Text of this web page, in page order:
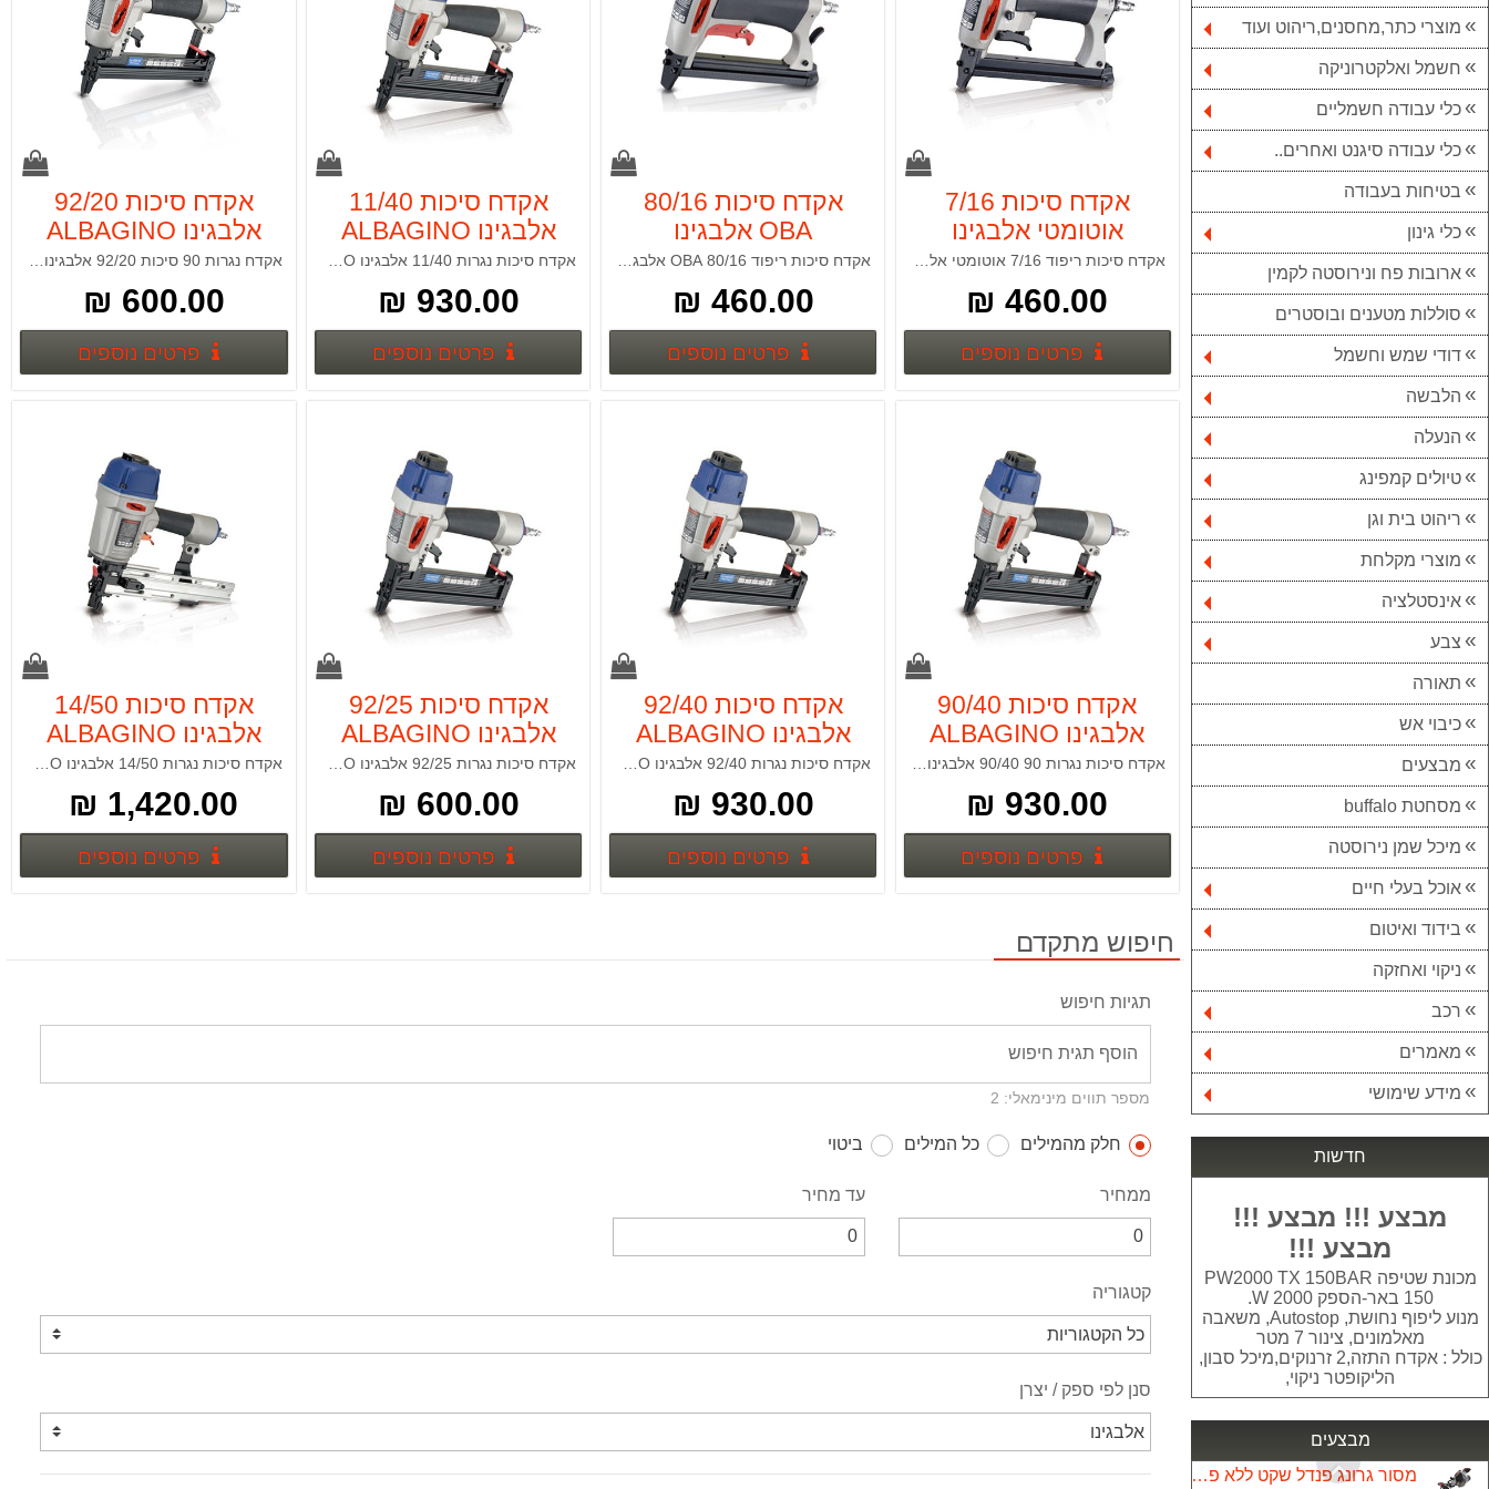
מוצרי כתר,מחסנים,ריהוט ועוד
חשמל ואלקטרוניקה
כלי עבודה חשמליים
כלי עבודה סיגנט ואחרים..
בטיחות בעבודה
כלי גינון
ארובות פח ונירוסטה לקמין
סוללות מטענים ובוסטרים
דודי שמש וחשמל
הלבשה
הנעלה
טיולים קמפינג
ריהוט בית וגן
מוצרי מקלחת
אינסטלציה
צבע
תאורה
כיבוי אש
מבצעים
מסחטת buffalo
מיכל שמן נירוסטה
אוכל בעלי חיים
בידוד ואיטום
ניקוי ואחזקה
רכב
מאמרים
מידע שימושי
חדשות
מבצע !!! מבצע !!!
מבצע !!!
מכונת שטיפה PW2000 TX 150BAR
150 באר-הספק W 2000.
מנוע ליפוף נחושת, Autostop, משאבה
מאלמונים, צינור 7 מטר
כולל : אקדח התזה,2 זרנוקים,מיכל סבון,
הליקופטר ניקוי,
מבצעים
תיק כלי עבודה כולל מגוון של 18 כלי עבודה לבית 81510
208.00 ₪
199.00 ₪
499.00 ₪
אוהל איגלו ל 4 אנשים
99.00 ₪
599.00 ₪
399.00 ₪
מסור גרונג פנדל שקט ללא פחמים "10 MS255IL TARGET
אקדח סיכות 7/16
אוטומטי אלבגינו
ALBAGINO
460.00 ₪
פרטים נוספיםפרטים נוספים
אקדח סיכות 80/16
OBA אלבגינו
ALBAGINO
אקדח סיכות ריפוד 80/16 OBA אלבגינו ALBAGINO
460.00 ₪
פרטים נוספים
אקדח סיכות 11/40
אלבגינו ALBAGINO
אקדח סיכות נגרות 11/40 אלבגינו ALBAGINO
930.00 ₪
פרטים נוספים
אקדח סיכות 92/20
אלבגינו ALBAGINO
600.00 ₪
פרטים נוספיםפרטים
אקדח סיכות 90/40
אלבגינו ALBAGINO
אקדח סיכות נגרות 90 90/40 אלבגינו ALBAGINO
930.00 ₪
פרטים נוספיםפרטים נוספים
אקדח סיכות 92/40
אלבגינו ALBAGINO
אקדח סיכות נגרות 92/40 אלבגינו ALBAGINO
930.00 ₪
פרטים נוספים
אקדח סיכות 92/25
אלבגינו ALBAGINO
אקדח סיכות נגרות 92/25 אלבגינו ALBAGINO
600.00 ₪
פרטים נוספים
אקדח סיכות 14/50
אלבגינו ALBAGINO
אקדח סיכות נגרות 14/50 אלבגינו ALBAGINO
1,420.00 ₪
פרטים נוספיםפרטים
חיפוש מתקדם
תגיות חיפוש
מספר תווים מינימאלי: 2
חלק מהמילים כל המילים ביטוי
ממחיר עד מחיר
קטגוריה
סנן לפי ספק / יצרן